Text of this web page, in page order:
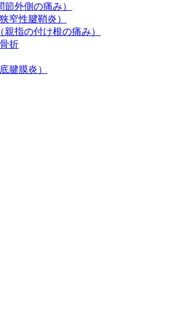
外側の痛み）
窄性腱鞘炎）
指の付け根の痛み）
折
腱膜炎）